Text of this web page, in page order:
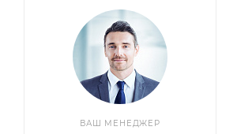
ВАШ МЕНЕДЖЕР